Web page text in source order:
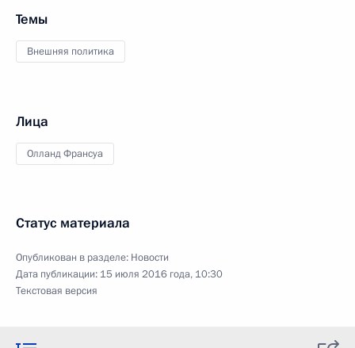
Темы
Внешняя политика
Лица
Олланд Франсуа
Статус материала
Опубликован в разделе: Новости
Дата публикации: 15 июля 2016 года, 10:30
Текстовая версия